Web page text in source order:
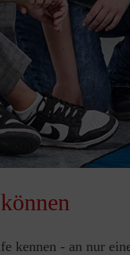
kennen - an nur